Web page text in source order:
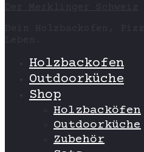
Holzbackofen
Outdoorküche
Shop
Holzbacköfen
Outdoorküche
Zubehör